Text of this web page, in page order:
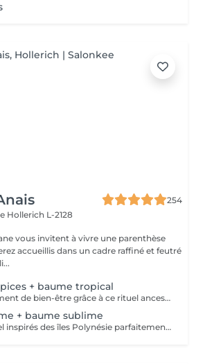
254
Hollerich L-2128
vous invitent à vivre une parenthèse
+ baume tropical
Offrez-vous un moment de bien-être grâce à ce rituel ancestral inspiré des recettes de beauté et soins de l'île de Java. Laissez-vous transporter par les délicates senteurs de ce soin énergisant à base d'épices et de sels de mer, et retrouvez une douce et satiné.
+ baume sublime
Un merveilleux rituel inspirés des îles Polynésie parfaitement adapté aux peaux même les plus sensibles. Cette préparation traditionnelle de Monoï, à base de fleurs de Tiaré macérées, de sucre, de poudre de noix de coco et de fruits de Noni, régénère la peau et éveille l'esprit.